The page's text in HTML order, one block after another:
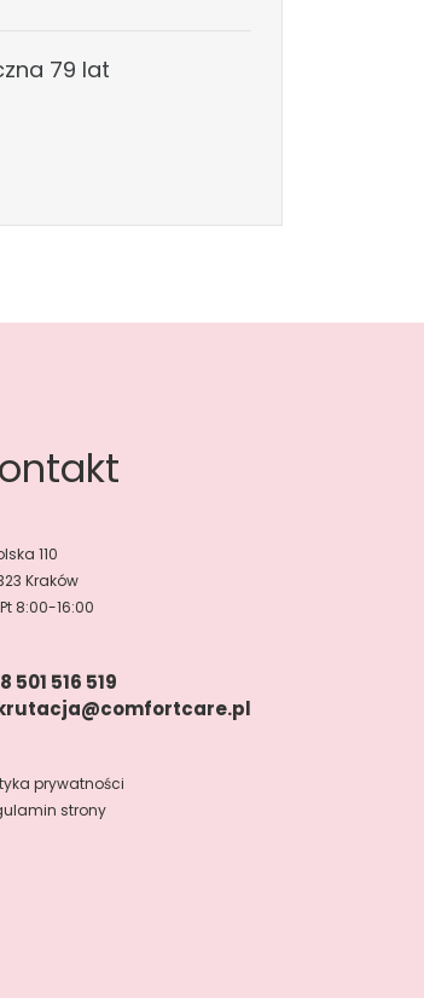
79 lat
110
Kraków
8:00-16:00
501 516 519
prywatności
strony